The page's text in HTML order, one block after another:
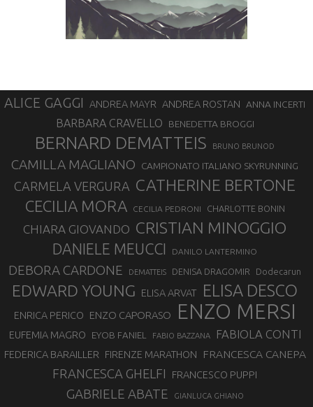
ALICE GAGGI ANDREA MAYR ANDREA ROSTAN ANNA INCERTI
BARBARA CRAVELLO BENEDETTA BROGGI
BERNARD DEMATTEIS BRUNO BRUNOD
CAMILLA MAGLIANO CAMPIONATO ITALIANO SKYRUNNING
CARMELA VERGURA CATHERINE BERTONE
CECILIA MORA CECILIA PEDRONI CHARLOTTE BONIN
CHIARA GIOVANDO CRISTIAN MINOGGIO
DANIELE MEUCCI DANILO LANTERMINO
DEBORA CARDONE DEMATTEIS DENISA DRAGOMIR Dodecarun
EDWARD YOUNG ELISA ARVAT ELISA DESCO
ENRICA PERICO ENZO CAPORASO ENZO MERSI
EUFEMIA MAGRO EYOB FANIEL FABIO BAZZANA FABIOLA CONTI
FEDERICA BARAILLER FIRENZE MARATHON FRANCESCA CANEPA
FRANCESCA GHELFI FRANCESCO PUPPI
GABRIELE ABATE GIANLUCA GHIANO